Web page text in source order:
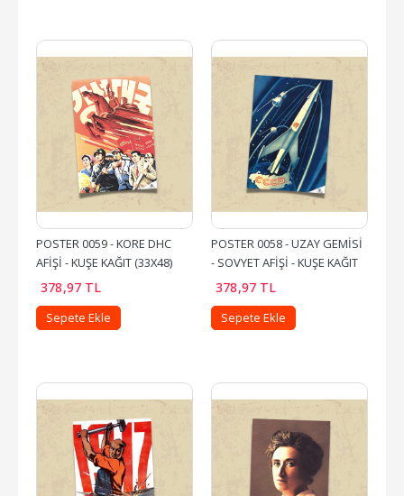
POSTER 0059 - KORE DHC
AFİŞİ - KUŞE KAĞIT (33X48)
378,97 TL
Sepete Ekle
POSTER 0058 - UZAY GEMİSİ
- SOVYET AFİŞİ - KUŞE KAĞIT
(33X48)
378,97 TL
Sepete Ekle